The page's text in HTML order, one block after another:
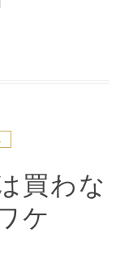
買わな
ケ